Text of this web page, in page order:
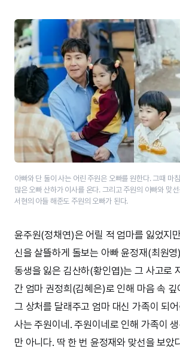
아빠와 단 둘이 사는 어린 주원은 오빠를 원한다. 그때 마
많은 오빠 산하가 이사를 온다. 그리고 주원의 아빠와 맞
서현의 아들 해준도 주원의 오빠가 된다.
윤주원(정채연)은 어릴 적 엄마를 잃었지
신을 살뜰하게 돌보는 아빠 윤정재(최원
동생을 잃은 김산하(황인엽)는 그 사고로
간 엄마 권정희(김혜은)로 인해 마음 속 깊
그 상처를 달래주고 엄마 대신 가족이 되
사는 주원이네. 주원이네로 인해 가족이
만 아니다. 딱 한 번 윤정재와 맞선을 보았